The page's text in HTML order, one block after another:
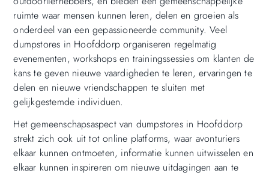
ruimte waar mensen kunnen leren, delen en groeien als
onderdeel van een gepassioneerde community. Veel
dumpstores in Hoofddorp organiseren regelmatig
evenementen, workshops en trainingssessies om klanten de
kans te geven nieuwe vaardigheden te leren, ervaringen te
delen en nieuwe vriendschappen te sluiten met
gelijkgestemde individuen.
Het gemeenschapsaspect van dumpstores in Hoofddorp
strekt zich ook uit tot online platforms, waar avonturiers
elkaar kunnen ontmoeten, informatie kunnen uitwisselen en
elkaar kunnen inspireren om nieuwe uitdagingen aan te